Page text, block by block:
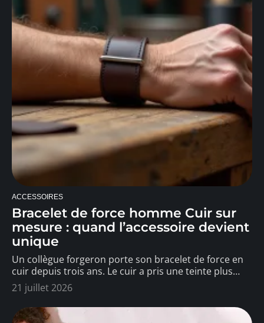
ACCESSOIRES
Bracelet de force homme Cuir sur
mesure : quand l’accessoire devient
unique
Un collègue forgeron porte son bracelet de force en
cuir depuis trois ans. Le cuir a pris une teinte plus…
21 juillet 2026